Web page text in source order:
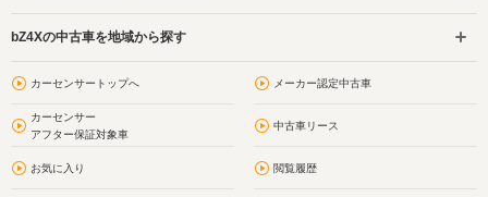
bZ4Xの中古車を地域から探す
カーセンサートップへ メーカー認定中古車
カーセンサー
アフター保証対象車
中古車リース
お気に入り 閲覧履歴